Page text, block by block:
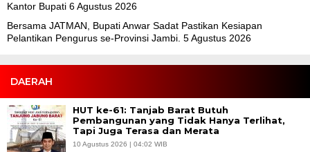
Kantor Bupati 6 Agustus 2026
Bersama JATMAN, Bupati Anwar Sadat Pastikan Kesiapan
Pelantikan Pengurus se-Provinsi Jambi. 5 Agustus 2026
DAERAH
HUT ke-61: Tanjab Barat Butuh
Pembangunan yang Tidak Hanya Terlihat,
Tapi Juga Terasa dan Merata
10 Agustus 2026 | 04:02 WIB